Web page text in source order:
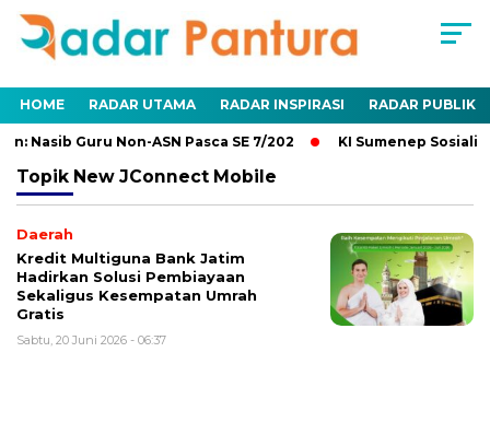
HOME RADAR UTAMA RADAR INSPIRASI RADAR PUBLIK
Nasib Guru Non-ASN Pasca SE 7/202 KI Sumenep
Topik New JConnect Mobile
Daerah
Kredit Multiguna Bank Jatim
Hadirkan Solusi Pembiayaan
Sekaligus Kesempatan Umrah
Gratis
Sabtu, 20 Juni 2026 - 06:37